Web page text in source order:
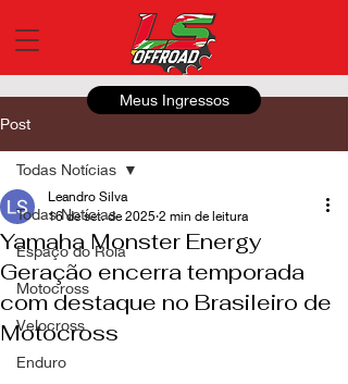
Meus Ingressos
Post
Todas Notícias
Espaço do Roia
Motocross
Velocross
Enduro
Todas Notícias
Yamaha Monster Energy
Geração encerra temporada
com destaque no Brasileiro de
Motocross
Leandro Silva
16 de set. de 2025 2 min de leitura